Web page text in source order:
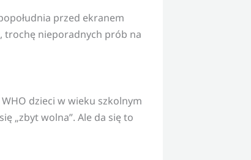
przed ekranem
trochę nieporadnych prób na
dzieci w wieku szkolnym
„zbyt wolna”. Ale da się to